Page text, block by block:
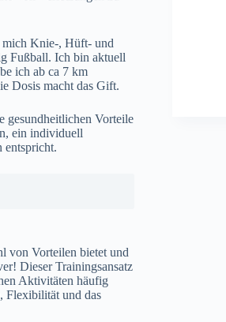
mich Knie-, Hüft- und
Fußball. Ich bin aktuell
ich ab ca 7 km
Dosis macht das Gift.
gesundheitlichen Vorteile
ein individuell
entspricht.
von Vorteilen bietet und
Dieser Trainingsansatz
Aktivitäten häufig
Flexibilität und das